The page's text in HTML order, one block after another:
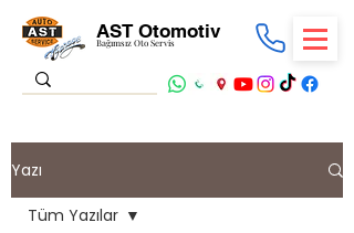
AST Otomotiv
Bağımsız Oto Servis
Yazı
Tüm Yazılar